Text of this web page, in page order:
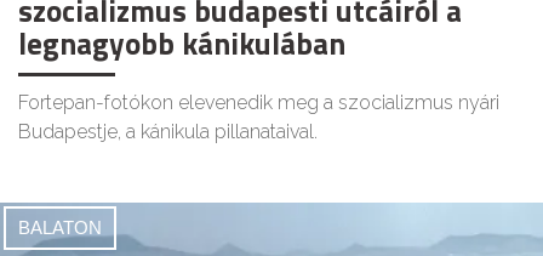
szocializmus budapesti utcáiról a
legnagyobb kánikulában
Fortepan-fotókon elevenedik meg a szocializmus nyári
Budapestje, a kánikula pillanataival.
BALATON